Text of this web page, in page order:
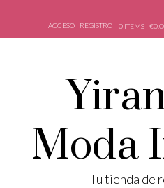
ACCESO | REGISTRO 0 ITEMS -
Moda
Tu tienda de